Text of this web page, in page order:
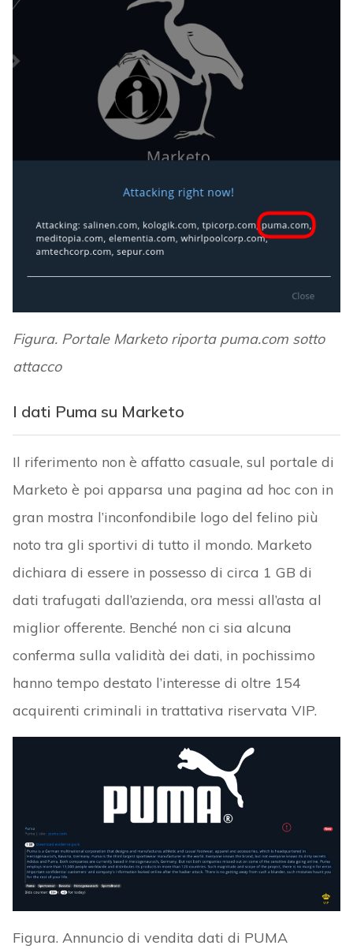
Figura. Portale Marketo riporta puma.com sotto
attacco
I dati Puma su Marketo
Il riferimento non è affatto casuale, sul portale di
Marketo è poi apparsa una pagina ad hoc con in
gran mostra l’inconfondibile logo del felino più
noto tra gli sportivi di tutto il mondo. Marketo
dichiara di essere in possesso di circa 1 GB di
dati trafugati dall’azienda, ora messi all’asta al
miglior offerente. Benché non ci sia alcuna
conferma sulla validità dei dati, in pochissimo
hanno tempo destato l’interesse di oltre 154
acquirenti criminali in trattativa riservata VIP.
Figura. Annuncio di vendita dati di PUMA